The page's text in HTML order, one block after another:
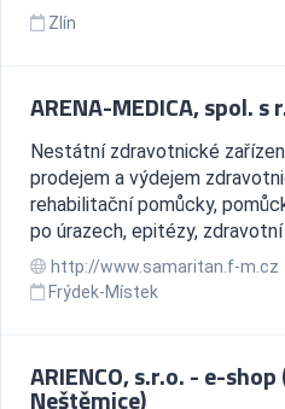
Zlín
ARENA-MEDICA, spol. s
Nestátní zdravotnické
prodejem a výdejem
rehabilitační pomůcky,
po úrazech, epitézy,
http://www.samaritan.f-m.cz
Frýdek-Místek
ARIENCO, s.r.o. - e-
Neštěmice)